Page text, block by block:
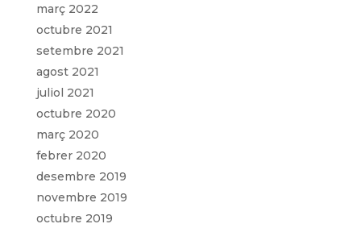
març 2022
octubre 2021
setembre 2021
agost 2021
juliol 2021
octubre 2020
març 2020
febrer 2020
desembre 2019
novembre 2019
octubre 2019